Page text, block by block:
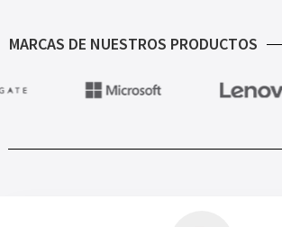
MARCAS DE NUESTROS PRODUCTOS